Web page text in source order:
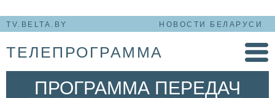
TV.BELTA.BY НОВОСТИ БЕЛАРУСИ
ТЕЛЕПРОГРАММА
ПРОГРАММА ПЕРЕДАЧ